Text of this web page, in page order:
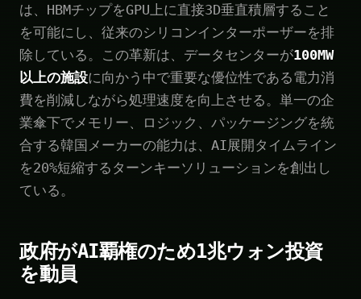
は、HBMチップをGPU上に直接3D垂直積層すること
を可能にし、従来のシリコンインターポーザーを排
除している。この革新は、データセンターが100MW
以上の施設に向かう中で重要な優位性である電力消
費を削減しながら処理速度を向上させる。単一の企
業傘下でメモリー、ロジック、パッケージングを統
合する韓国メーカーの能力は、AI展開タイムライン
を20%短縮するターンキーソリューションを創出し
ている。
政府がAI覇権のため1兆ウォン投資
を動員